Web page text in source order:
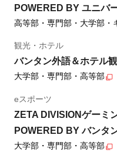
POWERED BY ユニバ
高等部・専門部・大学部・
観光・ホテル
バンタン外語＆ホテル
大学部・専門部・高等部
eスポーツ
ZETA DIVISIONゲーミ
POWERED BY バンタ
大学部・専門部・高等部